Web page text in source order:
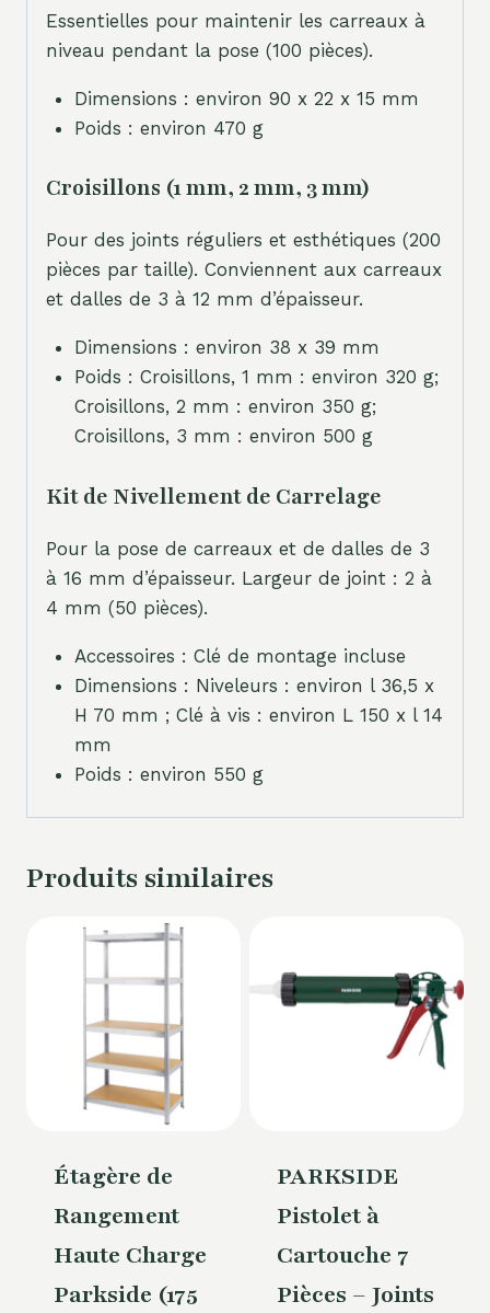
Essentielles pour maintenir les carreaux à
niveau pendant la pose (100 pièces).
Dimensions : environ 90 x 22 x 15 mm
Poids : environ 470 g
Croisillons (1 mm, 2 mm, 3 mm)
Pour des joints réguliers et esthétiques (200
pièces par taille). Conviennent aux carreaux
et dalles de 3 à 12 mm d’épaisseur.
Dimensions : environ 38 x 39 mm
Poids : Croisillons, 1 mm : environ 320 g;
Croisillons, 2 mm : environ 350 g;
Croisillons, 3 mm : environ 500 g
Kit de Nivellement de Carrelage
Pour la pose de carreaux et de dalles de 3
à 16 mm d’épaisseur. Largeur de joint : 2 à
4 mm (50 pièces).
Accessoires : Clé de montage incluse
Dimensions : Niveleurs : environ l 36,5 x
H 70 mm ; Clé à vis : environ L 150 x l 14
mm
Poids : environ 550 g
Produits similaires
Étagère de
Rangement
Haute Charge
Parkside (175
PARKSIDE
Pistolet à
Cartouche 7
Pièces – Joints